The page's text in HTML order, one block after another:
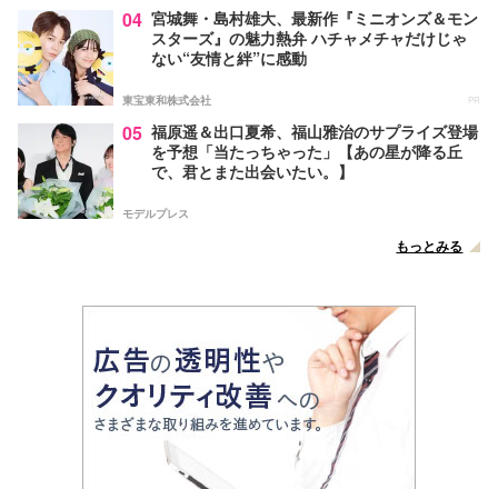
04 宮城舞・島村雄大、最新作『ミニオンズ＆モン
スターズ』の魅力熱弁 ハチャメチャだけじゃ
ない“友情と絆”に感動
東宝東和株式会社 PR
05 福原遥＆出口夏希、福山雅治のサプライズ登場
を予想「当たっちゃった」【あの星が降る丘
で、君とまた出会いたい。】
モデルプレス
もっとみる